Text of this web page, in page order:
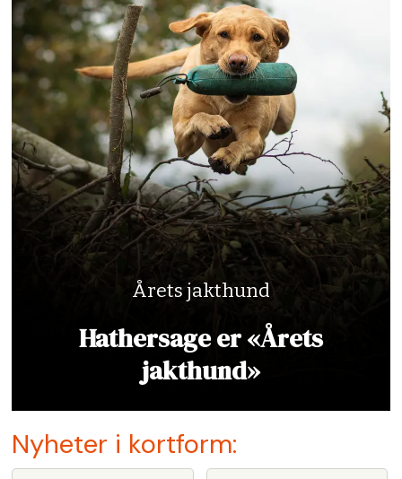
Årets jakthund
Hathersage er «Årets
jakthund»
Nyheter i kortform: